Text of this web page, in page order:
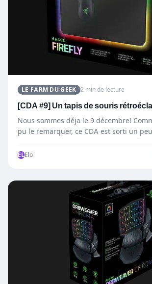
LE FARM DU GEEK 2 min de lecture
[CDA #9] Un tapis de souris
Nous sommes déja le 9 décembre!
pu le remarquer, ce CDA est sorti un
ELElo